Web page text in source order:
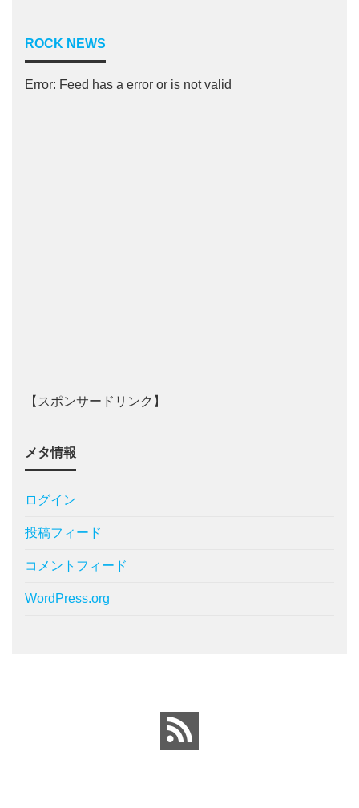
ROCK NEWS
Error: Feed has a error or is not valid
【スポンサードリンク】
メタ情報
ログイン
投稿フィード
コメントフィード
WordPress.org